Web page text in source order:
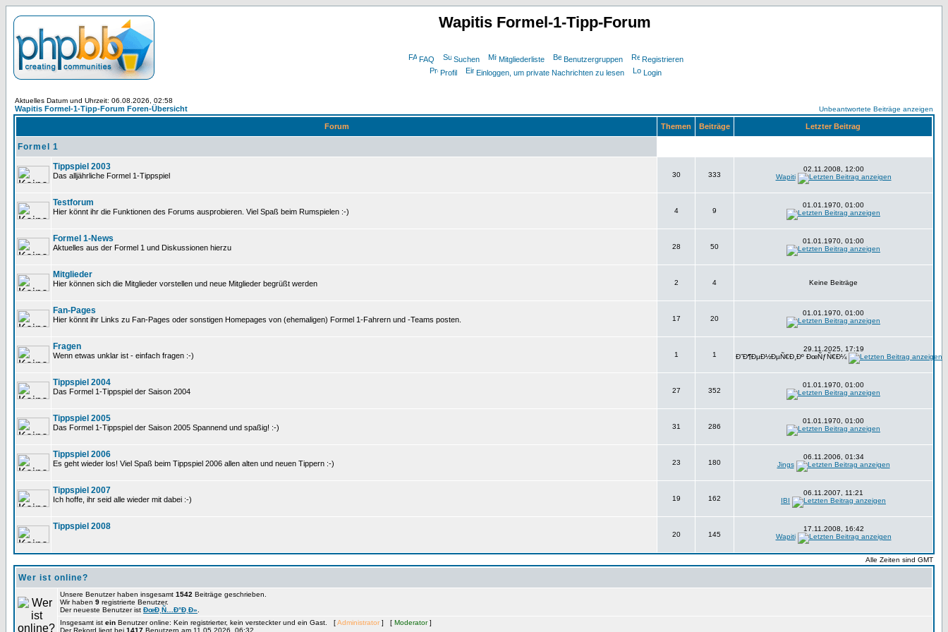
Wapitis Formel-1-Tipp-Forum
FAQ Suchen Mitgliederliste Benutzergruppen
Registrieren
Profil
Einloggen, um private Nachrichten zu lesen Login
Aktuelles Datum und Uhrzeit: 06.08.2026, 02:58
Wapitis Formel-1-Tipp-Forum Foren-Übersicht Unbeantwortete Beiträge anzeigen
Forum Themen Beiträge Letzter Beitrag
Formel 1
Tippspiel 2003
Das alljährliche Formel 1-Tippspiel 30 333
02.11.2008, 12:00
Wapiti
Testforum
Hier könnt ihr die Funktionen des Forums ausprobieren. Viel Spaß beim Rumspielen :-) 4 9
01.01.1970, 01:00
Formel 1-News
Aktuelles aus der Formel 1 und Diskussionen hierzu 28 50
01.01.1970, 01:00
Mitglieder
Hier können sich die Mitglieder vorstellen und neue Mitglieder begrüßt werden 2 4 Keine Beiträge
Fan-Pages
Hier könnt ihr Links zu Fan-Pages oder sonstigen Homepages von (ehemaligen) Formel 1-Fahrern und -Teams posten. 17 20
01.01.1970, 01:00
Fragen
Wenn etwas unklar ist - einfach fragen :-) 1 1
29.11.2025, 17:19
Ð”Ð¶ÐµÐ½ÐµÑ€Ð¸Ðº ÐœÑƒÑ€Ð¼
Tippspiel 2004
Das Formel 1-Tippspiel der Saison 2004 27 352
01.01.1970, 01:00
Tippspiel 2005
Das Formel 1-Tippspiel der Saison 2005 Spannend und spaßig! :-) 31 286
01.01.1970, 01:00
Tippspiel 2006
Es geht wieder los! Viel Spaß beim Tippspiel 2006 allen alten und neuen Tippern :-) 23 180
06.11.2006, 01:34
Jings
Tippspiel 2007
Ich hoffe, ihr seid alle wieder mit dabei :-) 19 162
06.11.2007, 11:21
IBI
Tippspiel 2008
20 145
17.11.2008, 16:42
Wapiti
Alle Zeiten sind GMT
Wer ist online?
Unsere Benutzer haben insgesamt 1542 Beiträge geschrieben.
Wir haben 9 registrierte Benutzer.
Der neueste Benutzer ist ÐœÐ¸Ñ…Ð°Ð¸Ð»
Insgesamt ist ein Benutzer online: Kein registrierter, kein versteckter und ein Gast. [Administrator ] [ Moderator]
Der Rekord liegt bei 1417 Benutzern am 11.05.2026, 06:32.